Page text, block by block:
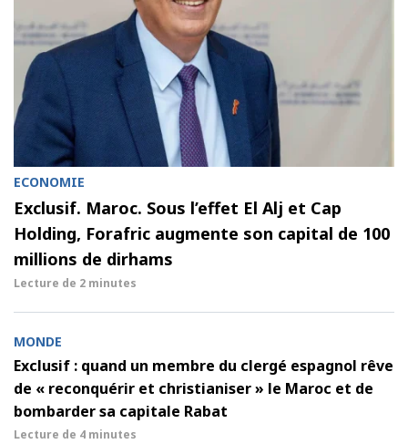
ECONOMIE
Exclusif. Maroc. Sous l’effet El Alj et Cap
Holding, Forafric augmente son capital de 100
millions de dirhams
Lecture de 2 minutes
MONDE
Exclusif : quand un membre du clergé espagnol rêve
de « reconquérir et christianiser » le Maroc et de
bombarder sa capitale Rabat
Lecture de 4 minutes